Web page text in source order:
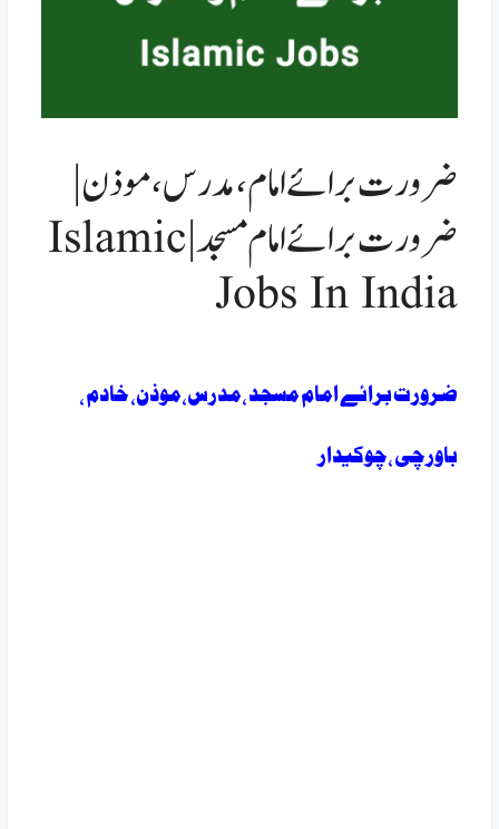
ضرورت برائےامام،مدرس،موذن|
ضرورت برائےامام مسجد|Islamic
Jobs In India
ضرورت برائے امام مسجد ،مدرس،موذن، خادم ،
باورچی ،چوکیدار